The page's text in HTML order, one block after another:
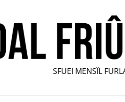
SFUEI MENSÎL